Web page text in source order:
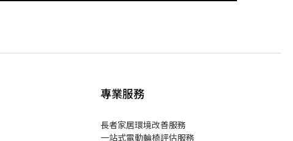
專業服務
長者家居環境改善服務
一站式電動輪椅評估服務